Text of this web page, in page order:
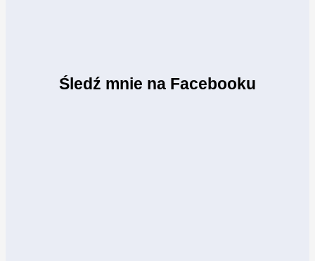
Śledź mnie na Facebooku